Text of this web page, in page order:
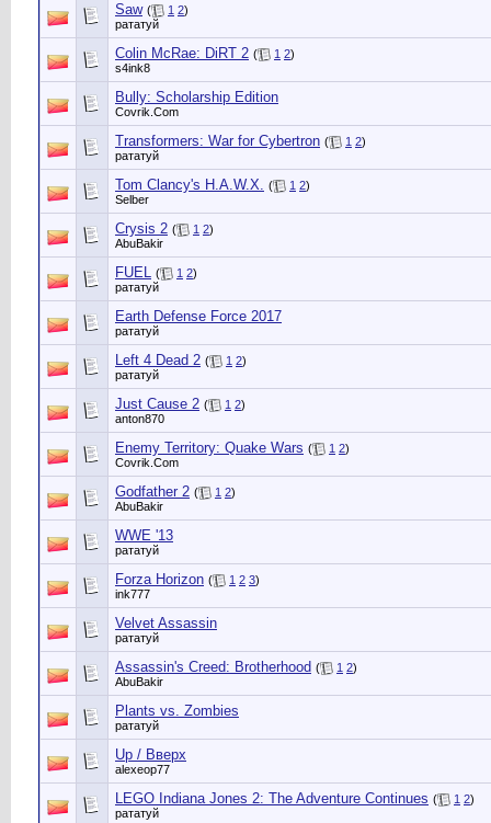
Saw ( 1 2)
рататуй
Colin McRae: DiRT 2 ( 1 2)
s4ink8
Bully: Scholarship Edition
Сovrik.Com
Transformers: War for Cybertron ( 1 2)
рататуй
Tom Clancy's H.A.W.X. ( 1 2)
Selber
Crysis 2 ( 1 2)
AbuBakir
FUEL ( 1 2)
рататуй
Earth Defense Force 2017
рататуй
Left 4 Dead 2 ( 1 2)
рататуй
Just Cause 2 ( 1 2)
anton870
Enemy Territory: Quake Wars ( 1 2)
Сovrik.Com
Godfather 2 ( 1 2)
AbuBakir
WWE '13
рататуй
Forza Horizon ( 1 2 3)
ink777
Velvet Assassin
рататуй
Assassin's Creed: Brotherhood ( 1 2)
AbuBakir
Plants vs. Zombies
рататуй
Up / Вверх
alexeop77
LEGO Indiana Jones 2: The Adventure Continues ( 1 2)
рататуй